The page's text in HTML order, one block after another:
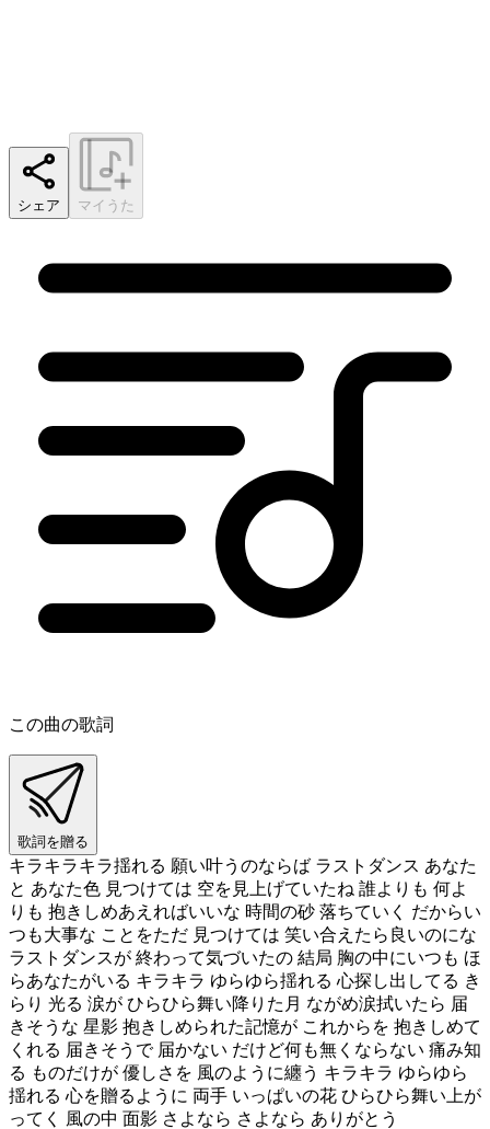
シェア マイうた
この曲の歌詞
歌詞を贈る
キラキラキラ揺れる 願い叶うのならば ラストダンス あなた
と あなた色 見つけては 空を見上げていたね 誰よりも 何よ
りも 抱きしめあえればいいな 時間の砂 落ちていく だからい
つも大事な ことをただ 見つけては 笑い合えたら良いのにな
ラストダンスが 終わって気づいたの 結局 胸の中にいつも ほ
らあなたがいる キラキラ ゆらゆら揺れる 心探し出してる き
らり 光る 涙が ひらひら舞い降りた月 ながめ涙拭いたら 届
きそうな 星影 抱きしめられた記憶が これからを 抱きしめて
くれる 届きそうで 届かない だけど何も無くならない 痛み知
る ものだけが 優しさを 風のように纏う キラキラ ゆらゆら
揺れる 心を贈るように 両手 いっぱいの花 ひらひら舞い上が
ってく 風の中 面影 さよなら さよなら ありがとう